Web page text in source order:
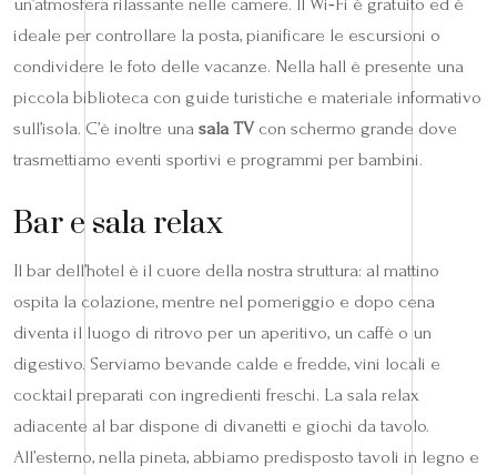
ideale per controllare la posta, pianificare le escursioni o
condividere le foto delle vacanze. Nella hall è presente una
piccola biblioteca con guide turistiche e materiale informativo
sull’isola. C’è inoltre una sala TVcon schermo grande dove
trasmettiamo eventi sportivi e programmi per bambini.
Bar e sala relax
Il bar dell’hotel è il cuore della nostra struttura: al mattino
ospita la colazione, mentre nel pomeriggio e dopo cena
diventa il luogo di ritrovo per un aperitivo, un caffè o un
digestivo. Serviamo bevande calde e fredde, vini locali e
cocktail preparati con ingredienti freschi. La sala relax
adiacente al bar dispone di divanetti e giochi da tavolo.
All’esterno, nella pineta, abbiamo predisposto tavoli in legno e